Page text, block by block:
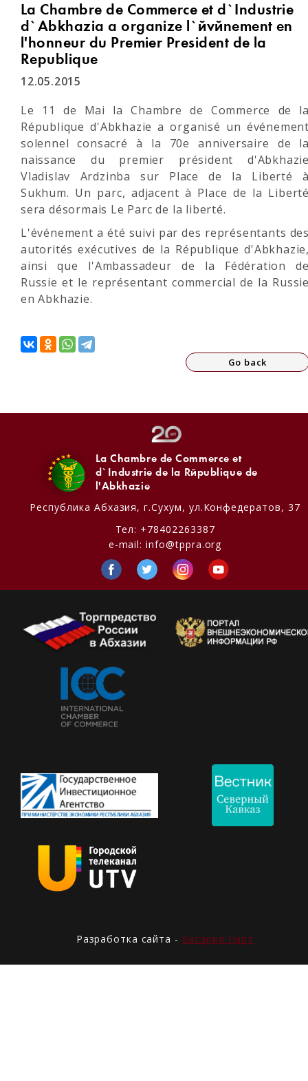
La Chambre de Commerce et d`Industrie
d`Abkhazia a organize l`événement en
l'honneur du Premier President de la
Republique
12.05.2015
Le 11 de Mai la Chambre de Commerce de
République d'Abkhazie a organisé un
solennel consacré à la 70e anniversaire de
naissance du premier président
Vladislav Ardzinba sur Place de la Liberté
Sukhum. Un parc, adjacent à Place de la
sera désormais Le Parc de la liberté.
L'événement a été suivi par des représentants
autorités exécutives de la République
ainsi que l'Ambassadeur de la Fédération
Russie et le représentant commercial de la
en Abkhazie.
Go back
La Chambre de Commerce et
d`Industrie de la République de
l'Abkhazie
Республика Абхазия, г.Сухум, ул.Конфедератов, 37
Тел: +78402263387
e-mail:info@tppra.org
Разработка сайта - Басария Нарт